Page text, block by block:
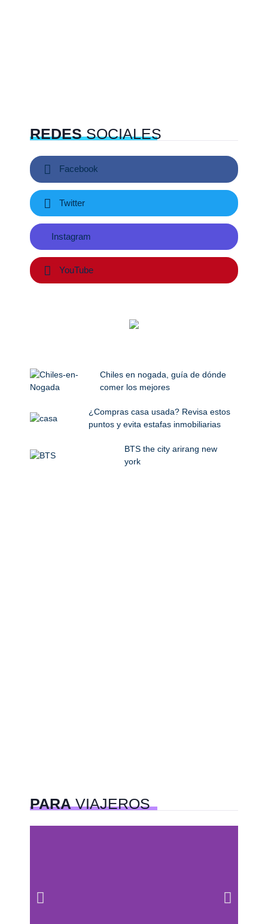
REDESSOCIALES
Facebook
Twitter
Instagram
YouTube
Chiles en nogada, guía de dónde
comer los mejores
¿Compras casa usada? Revisa estos
puntos y evita estafas inmobiliarias
BTS the city arirang new
york
PARAVIAJEROS